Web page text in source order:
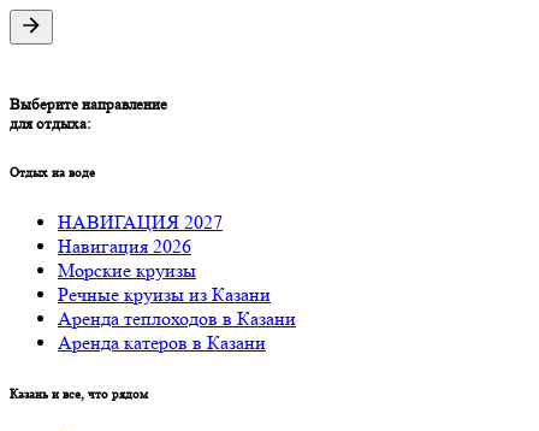
Выберите направление
для отдыха:
Отдых на воде
НАВИГАЦИЯ 2027
Навигация 2026
Морские круизы
Речные круизы из Казани
Аренда теплоходов в Казани
Аренда катеров в Казани
Казань и все, что рядом